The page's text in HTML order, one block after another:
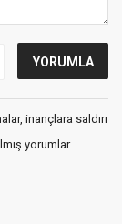
inançlara saldırı
yorumlar